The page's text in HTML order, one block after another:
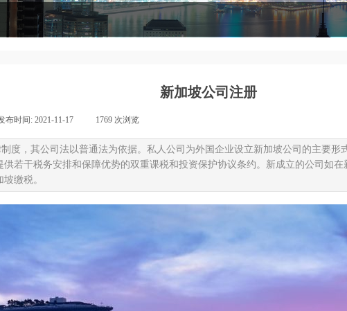
新加坡公司注册
布时间: 2021-11-17 1769 次浏览
度，其公司法以普通法为依据。私人公司为外国企业设立新加坡公司的主要形
供若干税务安排和保障优势的双重课税和投资保护协议条约。新成立的公司如
缴税。